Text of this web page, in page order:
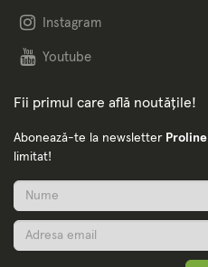
Instagram
Youtube
Fii primul care află noutățile!
Abonează-te la newsletter Proline
limitat!